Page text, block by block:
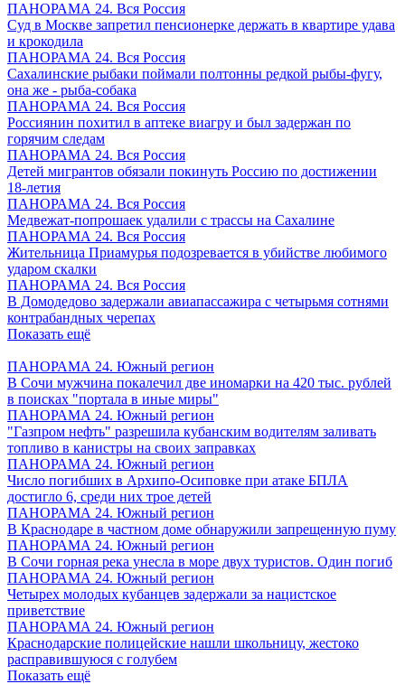
ПАНОРАМА 24. Вся Россия
Суд в Москве запретил пенсионерке держать в квартире удава
и крокодила
ПАНОРАМА 24. Вся Россия
Сахалинские рыбаки поймали полтонны редкой рыбы-фугу,
она же - рыба-собака
ПАНОРАМА 24. Вся Россия
Россиянин похитил в аптеке виагру и был задержан по
горячим следам
ПАНОРАМА 24. Вся Россия
Детей мигрантов обязали покинуть Россию по достижении
18-летия
ПАНОРАМА 24. Вся Россия
Медвежат-попрошаек удалили с трассы на Сахалине
ПАНОРАМА 24. Вся Россия
Жительница Приамурья подозревается в убийстве любимого
ударом скалки
ПАНОРАМА 24. Вся Россия
В Домодедово задержали авиапассажира с четырьмя сотнями
контрабандных черепах
Показать ещё
ПАНОРАМА 24. Южный регион
В Сочи мужчина покалечил две иномарки на 420 тыс. рублей
в поисках "портала в иные миры"
ПАНОРАМА 24. Южный регион
"Газпром нефть" разрешила кубанским водителям заливать
топливо в канистры на своих заправках
ПАНОРАМА 24. Южный регион
Число погибших в Архипо-Осиповке при атаке БПЛА
достигло 6, среди них трое детей
ПАНОРАМА 24. Южный регион
В Краснодаре в частном доме обнаружили запрещенную пуму
ПАНОРАМА 24. Южный регион
В Сочи горная река унесла в море двух туристов. Один погиб
ПАНОРАМА 24. Южный регион
Четырех молодых кубанцев задержали за нацистское
приветствие
ПАНОРАМА 24. Южный регион
Краснодарские полицейские нашли школьницу, жестоко
расправившуюся с голубем
Показать ещё